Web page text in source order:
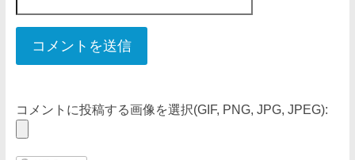
コメントに投稿する画像を選択(GIF, PNG, JPG, JPEG):